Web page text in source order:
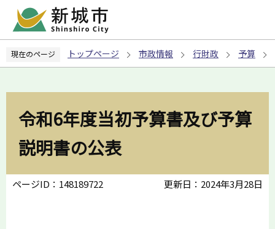
ペ
の
現在のページ トップページ 市政情報 行財政 予算
令和6年度当初予算書及び予算
説明書の公表
ページID：148189722 更新日：2024年3月28日